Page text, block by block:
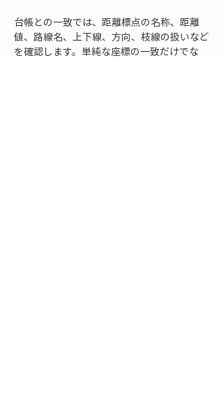
台帳との一致では、距離標点の名称、距離
値、路線名、上下線、方向、枝線の扱いなど
を確認します。単純な座標の一致だけでな